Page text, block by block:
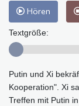
Hören
Textgröße:
Putin und Xi
Kooperation". Xi
Treffen mit Putin